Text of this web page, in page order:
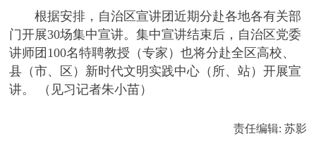
根据安排，自治区宣讲团近期分赴各地各有关部
门开展30场集中宣讲。集中宣讲结束后，自治区党委
讲师团100名特聘教授（专家）也将分赴全区高校、
县（市、区）新时代文明实践中心（所、站）开展宣
讲。 （见习记者朱小苗）
责任编辑: 苏影